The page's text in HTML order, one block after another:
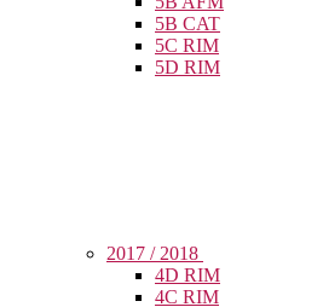
5B CAT
5C RIM
5D RIM
2017 / 2018
4D RIM
4C RIM